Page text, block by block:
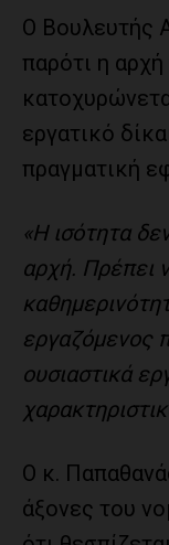
Ο Βουλευτής
παρότι η
εργατικό
πραγματική
«Η ισότητα
αρχή. Πρέπει
εργαζόμενος
ουσιαστικά
Ο κ.
άξονες του